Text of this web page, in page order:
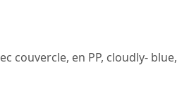
couvercle, en PP, cloudly-